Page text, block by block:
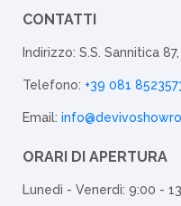
CONTATTI
Indirizzo: S.S. Sannitica
Telefono: +39 081
Email:
ORARI DI APERTURA
Lunedì - Venerdì: 9:00 -